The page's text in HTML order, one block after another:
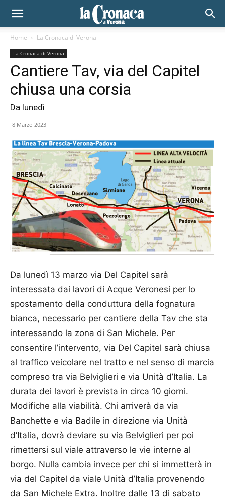
Home La Cronaca di Verona
La Cronaca di Verona
Cantiere Tav, via del Capitel
chiusa una corsia
Da lunedì
8 Marzo 2023
Da lunedì 13 marzo via Del Capitel sarà
interessata dai lavori di Acque Veronesi per lo
spostamento della conduttura della fognatura
bianca, necessario per cantiere della Tav che sta
interessando la zona di San Michele. Per
consentire l’intervento, via Del Capitel sarà chiusa
al traffico veicolare nel tratto e nel senso di marcia
compreso tra via Belviglieri e via Unità d’Italia. La
durata dei lavori è prevista in circa 10 giorni.
Modifiche alla viabilità. Chi arriverà da via
Banchette e via Badile in direzione via Unità
d’Italia, dovrà deviare su via Belviglieri per poi
rimettersi sul viale attraverso le vie interne al
borgo. Nulla cambia invece per chi si immetterà in
via del Capitel da viale Unità d’Italia provenendo
da San Michele Extra. Inoltre dalle 13 di sabato